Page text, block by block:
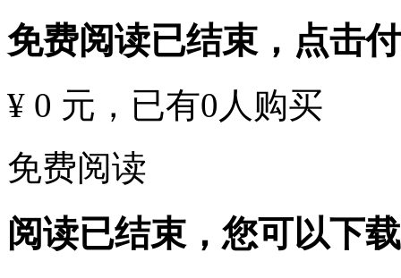
免费阅读已结束，点击
¥ 0 元 ，已有0 人购买
免费阅读
阅读已结束，您可以下